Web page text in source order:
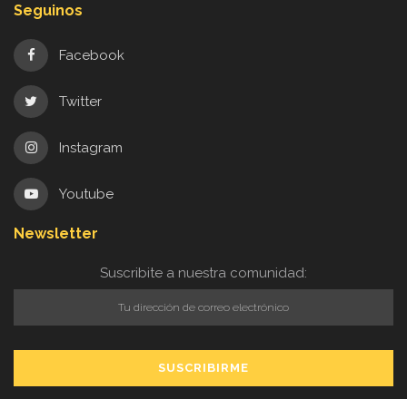
Seguinos
Facebook
Twitter
Instagram
Youtube
Newsletter
Suscribite a nuestra comunidad: